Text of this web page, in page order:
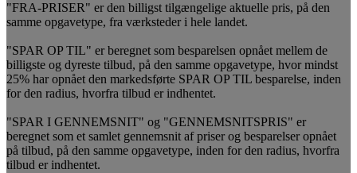
"FRA-PRISER" er den billigst tilgængelige aktuelle pris, på den
samme opgavetype, fra værksteder i hele landet.
"SPAR OP TIL" er beregnet som besparelsen opnået mellem de
billigste og dyreste tilbud, på den samme opgavetype, hvor mindst
25% har opnået den markedsførte SPAR OP TIL besparelse, inden
for den radius, hvorfra tilbud er indhentet.
"SPAR I GENNEMSNIT" og "GENNEMSNITSPRIS" er
beregnet som et samlet gennemsnit af priser og besparelser opnået
på tilbud, på den samme opgavetype, inden for den radius, hvorfra
tilbud er indhentet.